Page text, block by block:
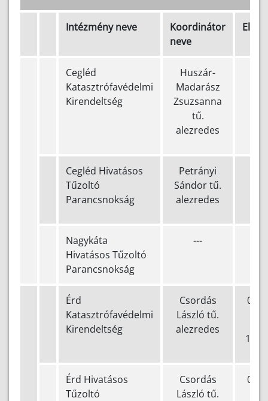
Intézmény neve
Koordinátor
neve
Cegléd
Katasztrófavédelmi
Kirendeltség
Huszár-
Madarász
Zsuzsanna
tű.
alezredes
Cegléd Hivatásos
Tűzoltó
Parancsnokság
Petrányi
Sándor tű.
alezredes
Nagykáta
Hivatásos Tűzoltó
Parancsnokság
---
Érd
Katasztrófavédelmi
Kirendeltség
Csordás
László tű.
alezredes
112
Érd Hivatásos
Tűzoltó
Csordás
László tű.